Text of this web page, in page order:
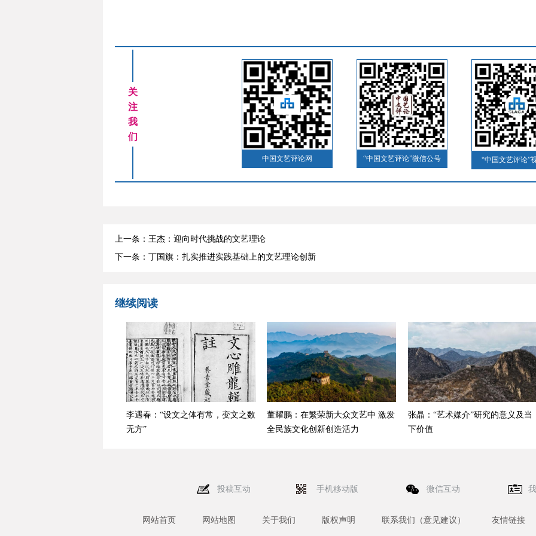
关
注
我
们
中国文艺评论网 “中国文艺评论”微信公号 “中国文艺评论”
上一条：王杰：迎向时代挑战的文艺理论
下一条：丁国旗：扎实推进实践基础上的文艺理论创新
继续阅读
李遇春：“设文之体有常，变文之数
无方”
董耀鹏：在繁荣新大众文艺中 激发
全民族文化创新创造活力
张晶：“艺术媒介”研究的意义及当
下价值
投稿互动 手机移动版 微信互动
网站首页 网站地图 关于我们 版权声明 联系我们（意见建议） 友情链接